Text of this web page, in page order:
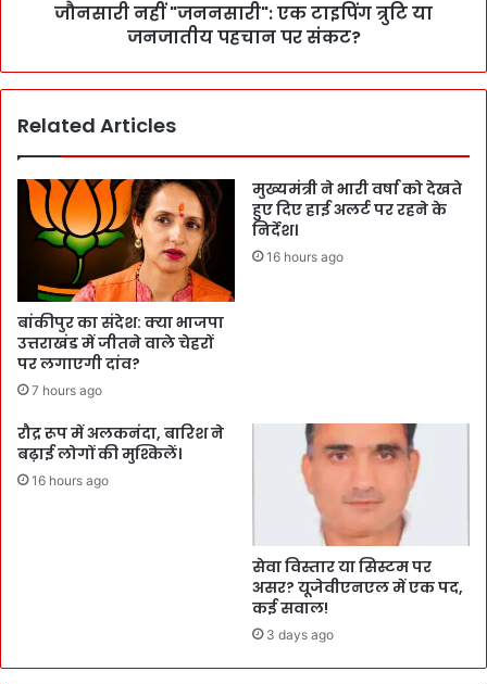
जौनसारी नहीं "जननसारी": एक टाइपिंग त्रुटि या
जनजातीय पहचान पर संकट?
Related Articles
बांकीपुर का संदेश: क्या भाजपा
उत्तराखंड में जीतने वाले चेहरों
पर लगाएगी दांव?
7 hours ago
मुख्यमंत्री ने भारी वर्षा को देखते
हुए दिए हाई अलर्ट पर रहने के
निर्देश।
16 hours ago
रौद्र रूप में अलकनंदा, बारिश ने
बढ़ाई लोगों की मुश्किलें।
16 hours ago
सेवा विस्तार या सिस्टम पर
असर? यूजेवीएनएल में एक पद,
कई सवाल!
3 days ago